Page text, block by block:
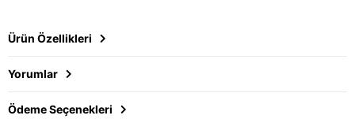
Ürün Özellikleri
Yorumlar
Ödeme Seçenekleri